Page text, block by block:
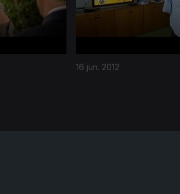
16 jun. 2012